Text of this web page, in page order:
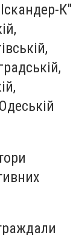
К"